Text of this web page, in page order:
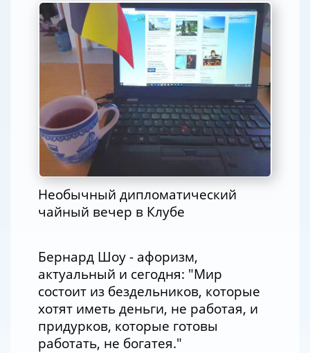
Необычный дипломатический
чайный вечер в Клубе
Бернард Шоу - афоризм,
актуальный и сегодня: "Мир
состоит из бездельников, которые
хотят иметь деньги, не работая, и
придурков, которые готовы
работать, не богатея."